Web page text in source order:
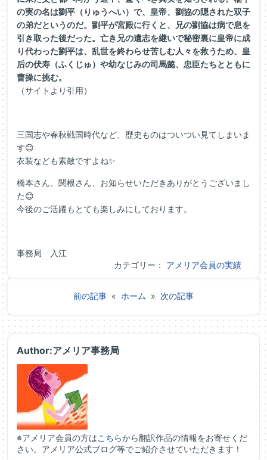
の実の名は劉平（りゅうへい）で、皇帝、劉協の隠された双子
の弟だというのだ。劉平が宮殿に行くと、兄の劉協は病で息を
引き取った後だった。亡き兄の遺志を継いで秘密裏に皇帝に成
り代わった劉平は、乱世を終わらせ苦しむ人々を救うため、皇
后の伏寿（ふくじゅ）や幼なじみの司馬懿、忠臣たちとともに
曹操に挑む。
（サイトより引用）
三国志や春秋戦国時代など、歴史ものはついつい見てしまいま
す😊
衣装なども素敵ですよね✨
橋本さん、関根さん、お知らせいただきありがとうございまし
た😊
今後のご活躍もとても楽しみにしております。
事務局 入江
カテゴリー： アメリア会員の実績
前の記事 « ホーム » 次の記事
Author:アメリア事務局
※アメリア会員の方はこちらから翻訳作品の情報をお寄せくだ
さい。アメリア公式ブログ等でご紹介させていただきます！